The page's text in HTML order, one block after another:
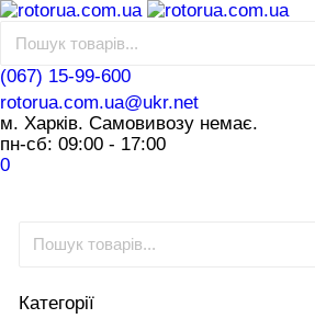
(067) 15-99-600
rotorua.com.ua@ukr.net
м. Харків. Самовивозу немає.
пн-сб: 09:00 - 17:00
0
Категорії